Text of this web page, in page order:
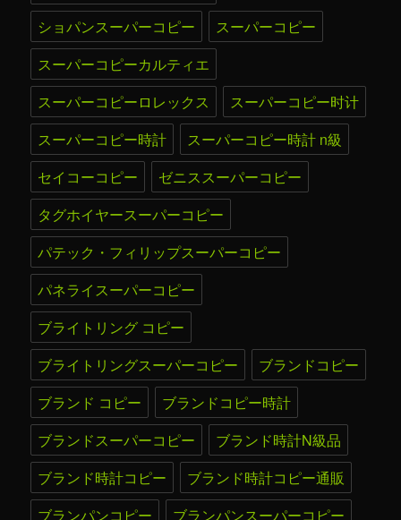
ショパンスーパーコピー
スーパーコピー
スーパーコピーカルティエ
スーパーコピーロレックス
スーパーコピー时计
スーパーコピー時計
スーパーコピー時計 n級
セイコーコピー
ゼニススーパーコピー
タグホイヤースーパーコピー
パテック・フィリップスーパーコピー
パネライスーパーコピー
ブライトリング コピー
ブライトリングスーパーコピー
ブランドコピー
ブランド コピー
ブランドコピー時計
ブランドスーパーコピー
ブランド時計N級品
ブランド時計コピー
ブランド時計コピー通販
ブランパンコピー
ブランパンスーパーコピー